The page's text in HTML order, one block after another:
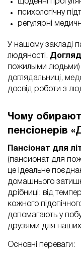
щоденні
психологічну
регулярні
У нашому закладі
людяності.
пожилыми людьми)
доглядальниці,
досвід роботи з
Чому
пенсіонерів
Пансіонат для
(пансионат для
це ідеальне
домашнього
дрібниці: від
кожного
допомагають у
друзями для
Основні переваги: